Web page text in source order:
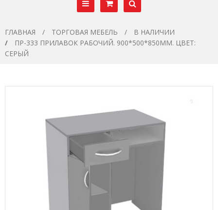
ГЛАВНАЯ ТОРГОВАЯ МЕБЕЛЬ
В НАЛИЧИИ
ПР-333 ПРИЛАВОК РАБОЧИЙ. 900*500*850ММ. ЦВЕТ:
СЕРЫЙ